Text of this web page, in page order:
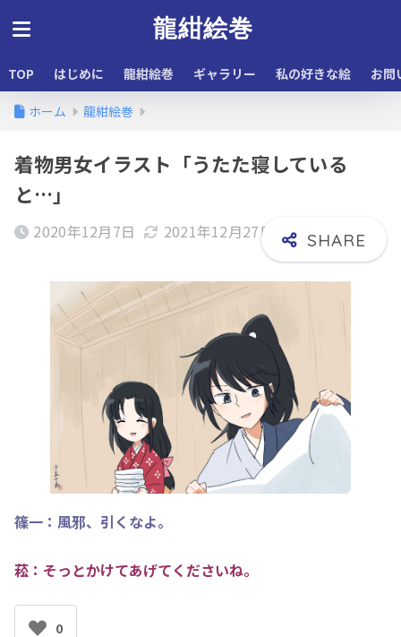
龍紺絵巻
TOP はじめに 龍紺絵巻 ギャラリー 私の好きな絵 お問
ホーム 龍紺絵巻
着物男女イラスト「うたた寝している
と…」
2020年12月7日 2021年12月27日
篠一：風邪、引くなよ。
菘：そっとかけてあげてく ださいね。
0